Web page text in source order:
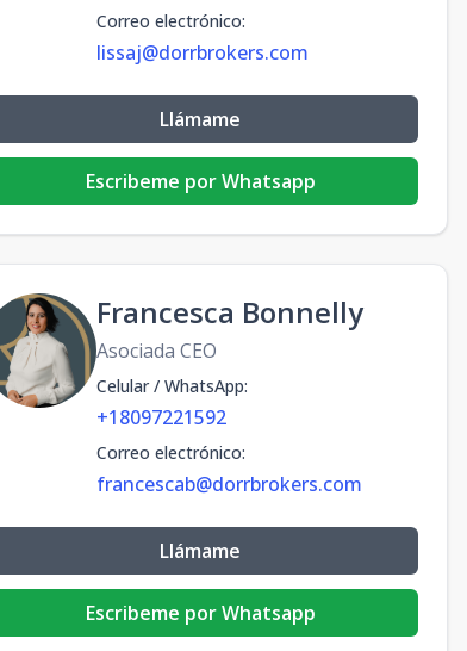
Correo electrónico:
lissaj@dorrbrokers.com
Llámame
Escribeme por Whatsapp
Francesca Bonnelly
Asociada CEO
Celular / WhatsApp:
+18097221592
Correo electrónico:
francescab@dorrbrokers.com
Llámame
Escribeme por Whatsapp